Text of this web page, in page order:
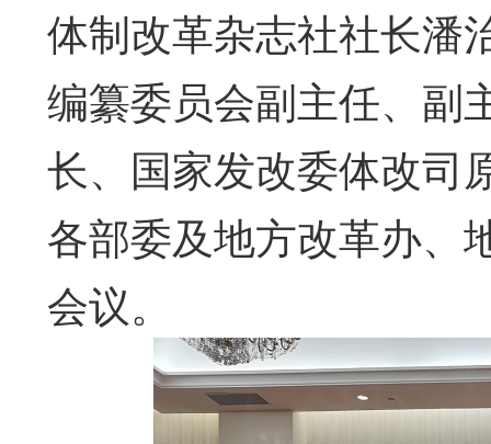
体制改革杂志社社长潘
编纂委员会副主任、副
长、国家发改委体改司
各部委及地方改革办、
会议。